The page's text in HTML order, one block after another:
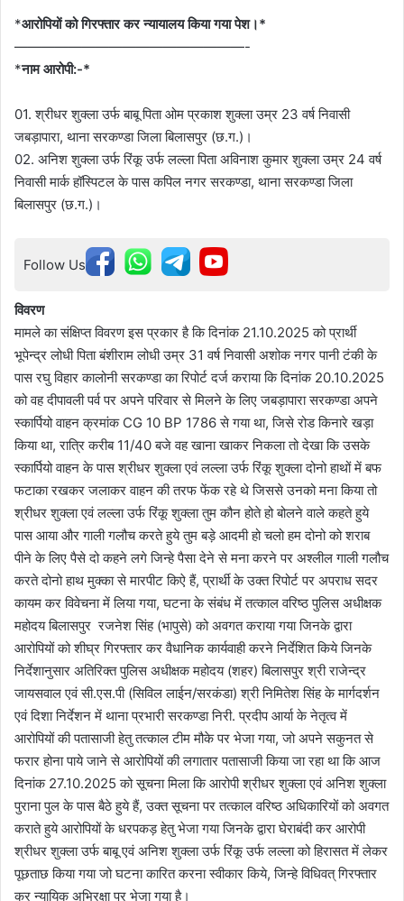
*आरोपियों को गिरफ्तार कर न्यायालय किया गया पेश।*
—————————————————-
*नाम आरोपी:-*
01. श्रीधर शुक्ला उर्फ बाबू पिता ओम प्रकाश शुक्ला उम्र 23 वर्ष निवासी
जबड़ापारा, थाना सरकण्डा जिला बिलासपुर (छ.ग.)।
02. अनिश शुक्ला उर्फ रिंकू उर्फ लल्ला पिता अविनाश कुमार शुक्ला उम्र 24 वर्ष
निवासी मार्क हॉस्पिटल के पास कपिल नगर सरकण्डा, थाना सरकण्डा जिला
बिलासपुर (छ.ग.)।
Follow Us
विवरण
मामले का संक्षिप्त विवरण इस प्रकार है कि दिनांक 21.10.2025 को प्रार्थी
भूपेन्द्र लोधी पिता बंशीराम लोधी उम्र 31 वर्ष निवासी अशोक नगर पानी टंकी के
पास रघु विहार कालोनी सरकण्डा का रिपोर्ट दर्ज कराया कि दिनांक 20.10.2025
को वह दीपावली पर्व पर अपने परिवार से मिलने के लिए जबड़ापारा सरकण्डा अपने
स्कार्पियो वाहन क्रमांक CG 10 BP 1786 से गया था, जिसे रोड किनारे खड़ा
किया था, रात्रि करीब 11/40 बजे वह खाना खाकर निकला तो देखा कि उसके
स्कार्पियो वाहन के पास श्रीधर शुक्ला एवं लल्ला उर्फ रिंकू शुक्ला दोनो हाथों में बफ
फटाका रखकर जलाकर वाहन की तरफ फेंक रहे थे जिससे उनको मना किया तो
श्रीधर शुक्ला एवं लल्ला उर्फ रिंकू शुक्ला तुम कौन होते हो बोलने वाले कहते हुये
पास आया और गाली गलौच करते हुये तुम बड़े आदमी हो चलो हम दोनो को शराब
पीने के लिए पैसे दो कहने लगे जिन्हे पैसा देने से मना करने पर अश्लील गाली गलौच
करते दोनो हाथ मुक्का से मारपीट किऐ हैं, प्रार्थी के उक्त रिपोर्ट पर अपराध सदर
कायम कर विवेचना में लिया गया, घटना के संबंध में तत्काल वरिष्ठ पुलिस अधीक्षक
महोदय बिलासपुर रजनेश सिंह (भापुसे) को अवगत कराया गया जिनके द्वारा
आरोपियों को शीघ्र गिरफ्तार कर वैधानिक कार्यवाही करने निर्देशित किये जिनके
निर्देशानुसार अतिरिक्त पुलिस अधीक्षक महोदय (शहर) बिलासपुर श्री राजेन्द्र
जायसवाल एवं सी.एस.पी (सिविल लाईन/सरकंडा) श्री निमितेश सिंह के मार्गदर्शन
एवं दिशा निर्देशन में थाना प्रभारी सरकण्डा निरी. प्रदीप आर्या के नेतृत्व में
आरोपियों की पतासाजी हेतु तत्काल टीम मौके पर भेजा गया, जो अपने सकुनत से
फरार होना पाये जाने से आरोपियों की लगातार पतासाजी किया जा रहा था कि आज
दिनांक 27.10.2025 को सूचना मिला कि आरोपी श्रीधर शुक्ला एवं अनिश शुक्ला
पुराना पुल के पास बैठे हुये हैं, उक्त सूचना पर तत्काल वरिष्ठ अधिकारियों को अवगत
कराते हुये आरोपियों के धरपकड़ हेतु भेजा गया जिनके द्वारा घेराबंदी कर आरोपी
श्रीधर शुक्ला उर्फ बाबू एवं अनिश शुक्ला उर्फ रिंकू उर्फ लल्ला को हिरासत में लेकर
पूछताछ किया गया जो घटना कारित करना स्वीकार किये, जिन्हे विधिवत् गिरफ्तार
कर न्यायिक अभिरक्षा पर भेजा गया है।